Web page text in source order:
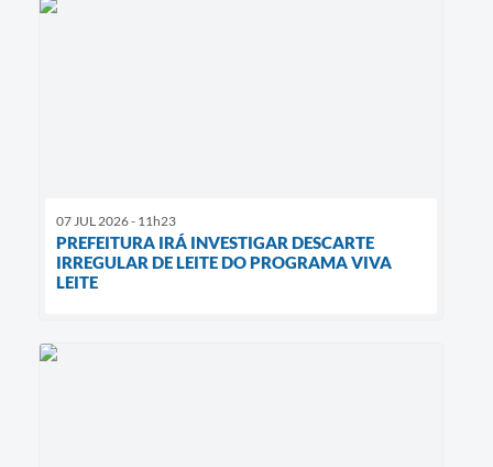
07 JUL 2026 - 11h23
PREFEITURA IRÁ INVESTIGAR DESCARTE
IRREGULAR DE LEITE DO PROGRAMA VIVA
LEITE